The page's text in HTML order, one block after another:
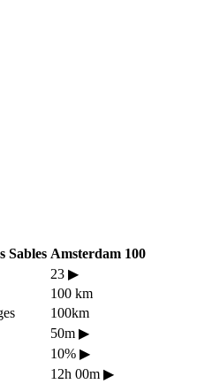
Sables Amsterdam 100
23 ▶
100 km
100km
50m ▶
10% ▶
12h 00m ▶